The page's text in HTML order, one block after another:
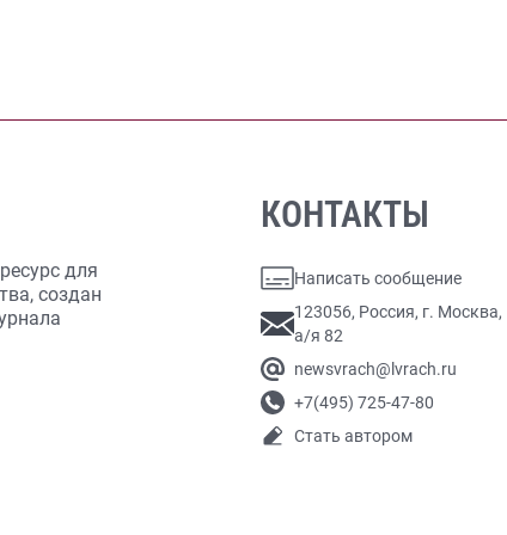
для
создан
КОНТАКТЫ
Написать сообщение
123056, Россия, г. Москва,
а/я 82
newsvrach@lvrach.ru
+7(495) 725-47-80
Стать автором